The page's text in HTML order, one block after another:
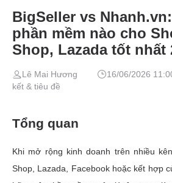
BigSeller vs
phần mềm nào cho
Shop, Lazada tốt nhất
Lê Mai Hương 16/06/2026
kết & tiêu đề